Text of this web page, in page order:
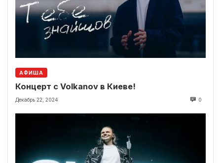
АФИША
Концерт с Volkanov в Киеве!
Декабрь 22, 2024 0